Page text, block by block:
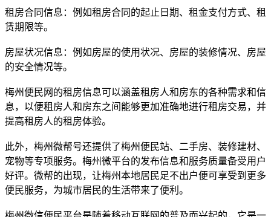
租房合同信息：例如租房合同的起止日期、租金支付方式、租
赁期限等。
房屋状况信息：例如房屋的使用状况、房屋的装修情况、房屋
的安全情况等。
梅州便民网的租房信息可以涵盖租房人和房东的各种需求和信
息，以便租房人和房东之间能够更加准确地进行租房交易，并
提高租房人的租房体验。
此外，梅州微帮号还提供了梅州便民站、二手房、装修建材、
宠物等专项服务。梅州微平台的发布信息和服务质量备受用户
好评。微帮的出现，让梅州本地居民足不出户便可享受到更多
便民服务，为城市居民的生活带来了便利。